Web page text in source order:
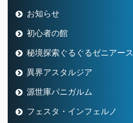
お知らせ
初心者の館
秘境探索ぐるぐるゼニアース
異界アスタルジア
源世庫パニガルム
フェスタ・インフェルノ